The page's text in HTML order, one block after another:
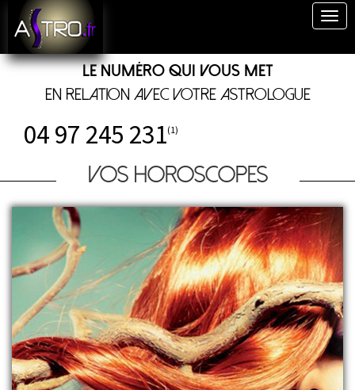
Le numéro qui vous met
en relation avec votre astrologue
04 97 245 231(1)
Vos horoscopes